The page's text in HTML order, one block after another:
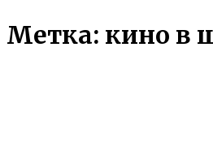
Метка: кино в